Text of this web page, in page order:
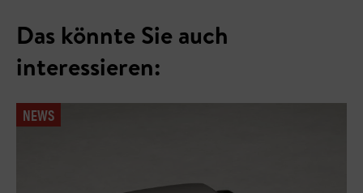
Das könnte Sie auch
interessieren:
NEWS